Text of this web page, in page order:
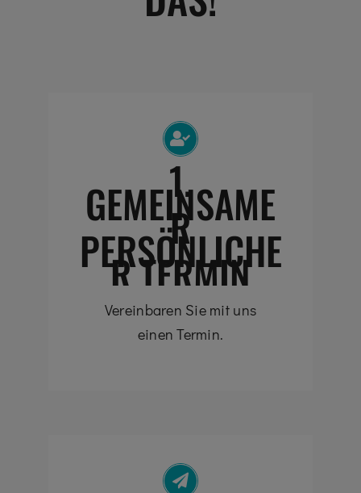
1.
GEMEINSAME
R
PERSÖNLICHE
R TERMIN
Vereinbaren Sie mit uns
einen Termin.